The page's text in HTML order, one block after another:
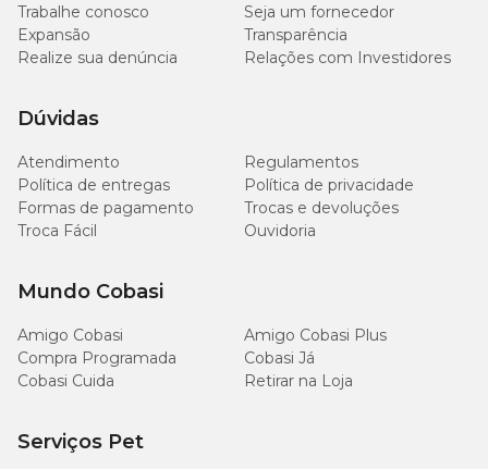
Trabalhe conosco
Seja um fornecedor
Expansão
Transparência
Realize sua denúncia
Relações com Investidores
Dúvidas
Atendimento
Regulamentos
Política de entregas
Política de privacidade
Formas de pagamento
Trocas e devoluções
Troca Fácil
Ouvidoria
Mundo Cobasi
Amigo Cobasi
Amigo Cobasi Plus
Compra Programada
Cobasi Já
Cobasi Cuida
Retirar na Loja
Serviços Pet